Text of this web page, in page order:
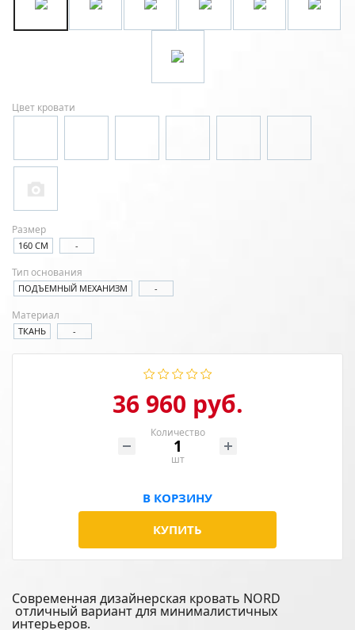
Цвет кровати
Размер
160 СМ -
Тип основания
ПОДЪЕМНЫЙ МЕХАНИЗМ -
Материал
ТКАНЬ -
36 960 руб.
Количество
шт
В КОРЗИНУ
КУПИТЬ
Современная дизайнерская кровать NORD
отличный вариант для минималистичных
интерьеров.